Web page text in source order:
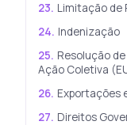
23. Limitação de
24. Indenização
25. Resolução
Ação Coletiva
26. Exportações
27. Direitos